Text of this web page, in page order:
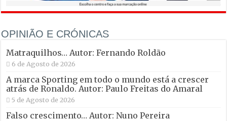
OPINIÃO E CRÓNICAS
Matraquilhos… Autor: Fernando Roldão
6 de Agosto de 2026
A marca Sporting em todo o mundo está a crescer
atrás de Ronaldo. Autor: Paulo Freitas do Amaral
5 de Agosto de 2026
Falso crescimento… Autor: Nuno Pereira